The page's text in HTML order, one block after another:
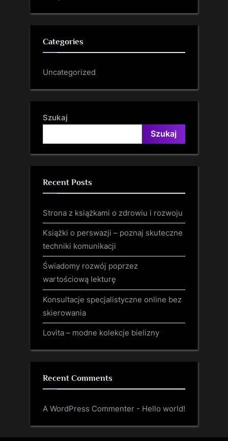
Categories
Uncategorized
Szukaj
Szukaj
Recent Posts
Strona z książkami o zdrowiu i rozwoju
Książki o perswazji – poznaj skuteczne
techniki komunikacji
Świadomy rozwój poprzez
wartościową lekturę
Konsultacje specjalistyczne online bez
skierowania
Lovita – modne kolekcje bielizny
Recent Comments
A WordPress Commenter - Hello world!